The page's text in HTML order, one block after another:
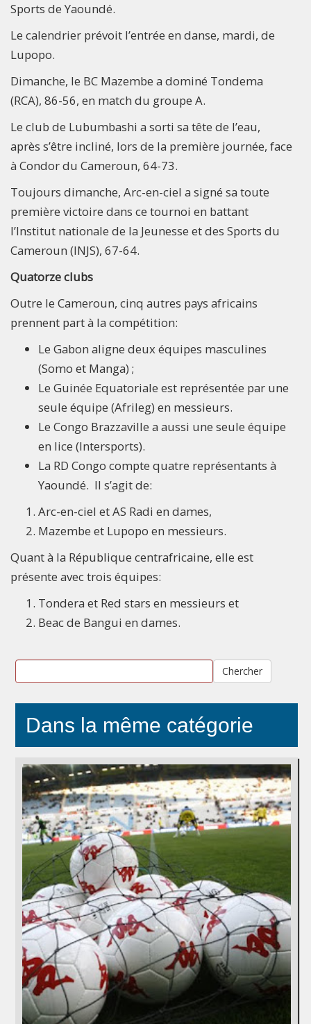
Sports de Yaoundé.
Le calendrier prévoit l’entrée en danse, mardi, de
Lupopo.
Dimanche, le BC Mazembe a dominé Tondema
(RCA), 86-56, en match du groupe A.
Le club de Lubumbashi a sorti sa tête de l’eau,
après s’être incliné, lors de la première journée, face
à Condor du Cameroun, 64-73.
Toujours dimanche, Arc-en-ciel a signé sa toute
première victoire dans ce tournoi en battant
l’Institut nationale de la Jeunesse et des Sports du
Cameroun (INJS), 67-64.
Quatorze clubs
Outre le Cameroun, cinq autres pays africains
prennent part à la compétition:
Le Gabon aligne deux équipes masculines
(Somo et Manga) ;
Le Guinée Equatoriale est représentée par une
seule équipe (Afrileg) en messieurs.
Le Congo Brazzaville a aussi une seule équipe
en lice (Intersports).
La RD Congo compte quatre représentants à
Yaoundé. Il s’agit de:
Arc-en-ciel et AS Radi en dames,
Mazembe et Lupopo en messieurs.
Quant à la République centrafricaine, elle est
présente avec trois équipes:
Tondera et Red stars en messieurs et
Beac de Bangui en dames.
Chercher
Dans la même catégorie